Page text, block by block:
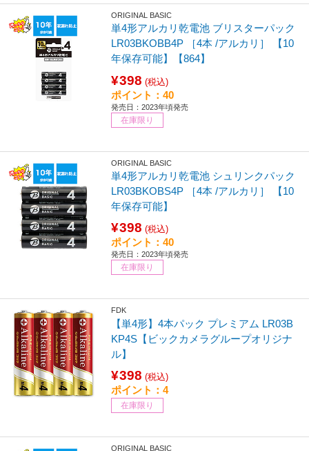
ORIGINAL BASIC
単4形アルカリ乾電池 ブリスターパック
LR03BKOBB4P ［4本 /アルカリ］ 【10
年保存可能】【864】
¥398 (税込)
ポイント：40
発売日：2023年頃発売
在庫限り
ORIGINAL BASIC
単4形アルカリ乾電池 シュリンクパック
LR03BKOBS4P ［4本 /アルカリ］ 【10
年保存可能】
¥398 (税込)
ポイント：40
発売日：2023年頃発売
在庫限り
FDK
【単4形】4本パック プレミアム LR03B
KP4S【ビックカメラグループオリジナ
ル】
¥398 (税込)
ポイント：4
在庫限り
ORIGINAL BASIC